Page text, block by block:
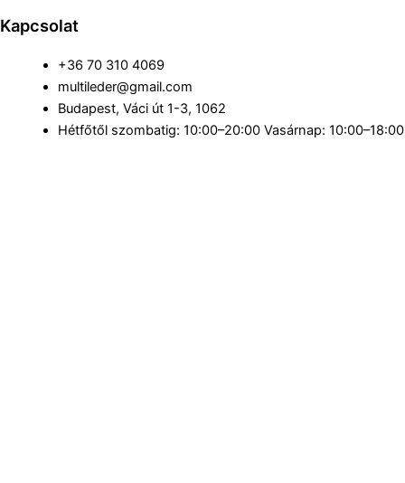
Kapcsolat
+36 70 310 4069
multileder@gmail.com
Budapest, Váci út 1-3, 1062
Hétfőtől szombatig: 10:00–20:00 Vasárnap: 10:00–18:00